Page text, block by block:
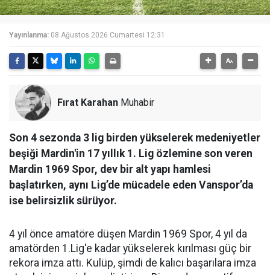
Yayınlanma: 08 Ağustos 2026 Cumartesi 12:31
Fırat Karahan Muhabir
Son 4 sezonda 3 lig birden yükselerek medeniyetler
beşiği Mardin'in 17 yıllık 1. Lig özlemine son veren
Mardin 1969 Spor, dev bir alt yapı hamlesi
başlatırken, aynı Lig’de mücadele eden Vanspor’da
ise belirsizlik sürüyor.
4 yıl önce amatöre düşen Mardin 1969 Spor, 4 yıl da
amatörden 1.Lig'e kadar yükselerek kırılması güç bir
rekora imza attı. Kulüp, şimdi de kalıcı başarılara imza